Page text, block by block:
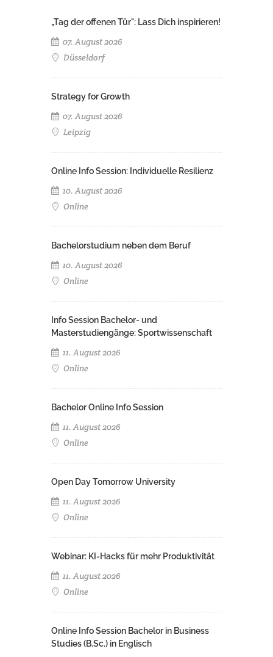
„Tag der offenen Tür": Lass Dich inspirieren!
07. August 2026
Düsseldorf
Strategy for Growth
07. August 2026
Leipzig
Online Info Session: Individuelle Resilienz
10. August 2026
Online
Bachelorstudium neben dem Beruf
10. August 2026
Online
Info Session Bachelor- und
Masterstudiengänge: Sportwissenschaft
11. August 2026
Online
Bachelor Online Info Session
11. August 2026
Online
Open Day Tomorrow University
11. August 2026
Online
Webinar: KI-Hacks für mehr Produktivität
11. August 2026
Online
Online Info Session Bachelor in Business
Studies (B.Sc.) in Englisch